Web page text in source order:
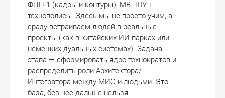
ФЦП-1 (кадры и контуры): МВТШУ +
технополисы. Здесь мы не просто учим, а
сразу встраиваем людей в реальные
проекты (как в китайских ИИ-парках или
немецких дуальных системах). Задача
этапа — сформировать ядро технократов и
распределить роли Архитектора/
Интегратора между МИС и людьми. Это
база, без неё дальше нельзя.